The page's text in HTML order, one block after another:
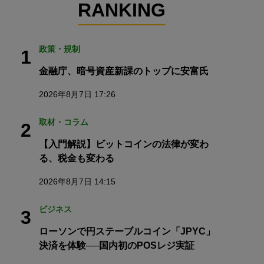
RANKING
1 政策・規制
金融庁、暗号資産新課のトップに安富氏
2026年8月7日 17:26
2 取材・コラム
【入門解説】ビットコインの法律が変わ
る、税金も変わる
2026年8月7日 14:15
3 ビジネス
ローソンで円ステーブルコイン「JPYC」
決済を体験──国内初のPOSレジ実証